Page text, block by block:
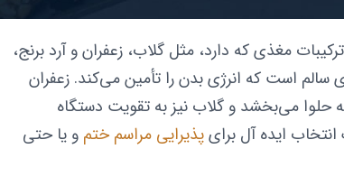
مغذی که دارد، مثل گلاب، زعفران و آرد برنج،
سالم است که انرژی بدن را تأمین می‌کند. زعفران
می‌بخشد و گلاب نیز به تقویت دستگاه
ایده آل برایپذیرایی مراسم ختم و یا حتی